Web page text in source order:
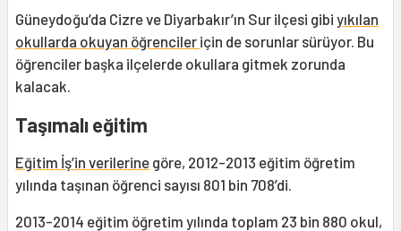
Güneydoğu’da Cizre ve Diyarbakır’ın Sur ilçesi gibi yıkılan
okullarda okuyan öğrenciler için de sorunlar sürüyor. Bu
öğrenciler başka ilçelerde okullara gitmek zorunda
kalacak.
Taşımalı eğitim
Eğitim İş’in verilerine göre, 2012-2013 eğitim öğretim
yılında taşınan öğrenci sayısı 801 bin 708’di.
2013-2014 eğitim öğretim yılında toplam 23 bin 880 okul,